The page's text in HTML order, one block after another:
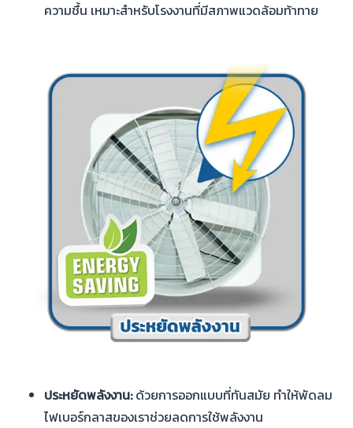
ความชื้น เหมาะสำหรับโรงงานที่มีสภาพแวดล้อมท้าทาย
ประหยัดพลังงาน:ด้วยการออกแบบที่ทันสมัย ทำให้พัดลม
ไฟเบอร์กลาสของเราช่วยลดการใช้พลังงาน